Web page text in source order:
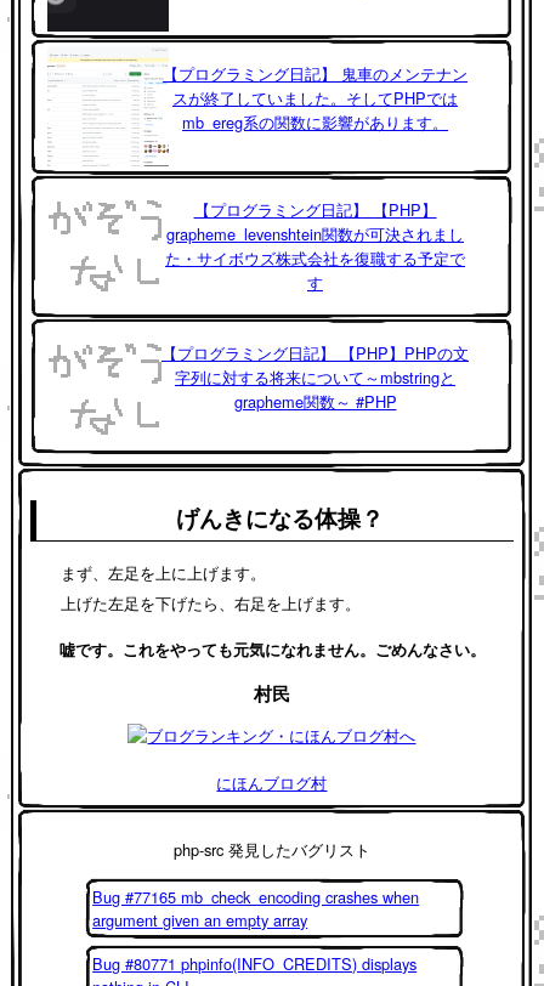
【プログラミング日記】 鬼車のメンテナン
スが終了していました。そしてPHPでは
mb_ereg系の関数に影響があります。
【プログラミング日記】 【PHP】
grapheme_levenshtein関数が可決されまし
た・サイボウズ株式会社を復職する予定で
す
【プログラミング日記】 【PHP】PHPの文
字列に対する将来について～mbstringと
grapheme関数～ #PHP
げんきになる体操？
まず、左足を上に上げます。
上げた左足を下げたら、右足を上げます。
嘘です。これをやっても元気になれません。ごめんなさい。
村民
にほんブログ村
php-src 発見したバグリスト
Bug #77165 mb_check_encoding crashes when
argument given an empty array
Bug #80771 phpinfo(INFO_CREDITS) displays